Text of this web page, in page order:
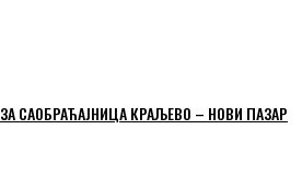
САОБРАЋАЈНИЦА КРАЉЕВО – НОВИ ПАЗАР